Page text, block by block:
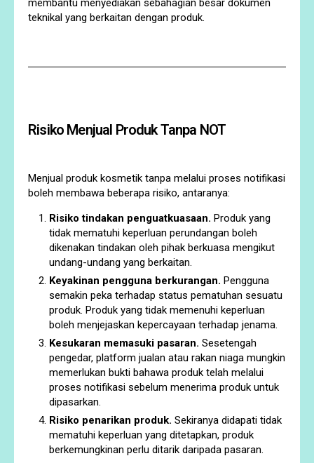
membantu menyediakan sebahagian besar dokumen
teknikal yang berkaitan dengan produk.
Risiko Menjual Produk Tanpa NOT
Menjual produk kosmetik tanpa melalui proses notifikasi
boleh membawa beberapa risiko, antaranya:
Risiko tindakan penguatkuasaan. Produk yang
tidak mematuhi keperluan perundangan boleh
dikenakan tindakan oleh pihak berkuasa mengikut
undang-undang yang berkaitan.
Keyakinan pengguna berkurangan. Pengguna
semakin peka terhadap status pematuhan sesuatu
produk. Produk yang tidak memenuhi keperluan
boleh menjejaskan kepercayaan terhadap jenama.
Kesukaran memasuki pasaran. Sesetengah
pengedar, platform jualan atau rakan niaga mungkin
memerlukan bukti bahawa produk telah melalui
proses notifikasi sebelum menerima produk untuk
dipasarkan.
Risiko penarikan produk. Sekiranya didapati tidak
mematuhi keperluan yang ditetapkan, produk
berkemungkinan perlu ditarik daripada pasaran.